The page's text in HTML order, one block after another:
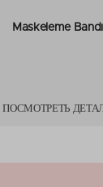
Maskeleme Bandı
ПОСМОТРЕТЬ